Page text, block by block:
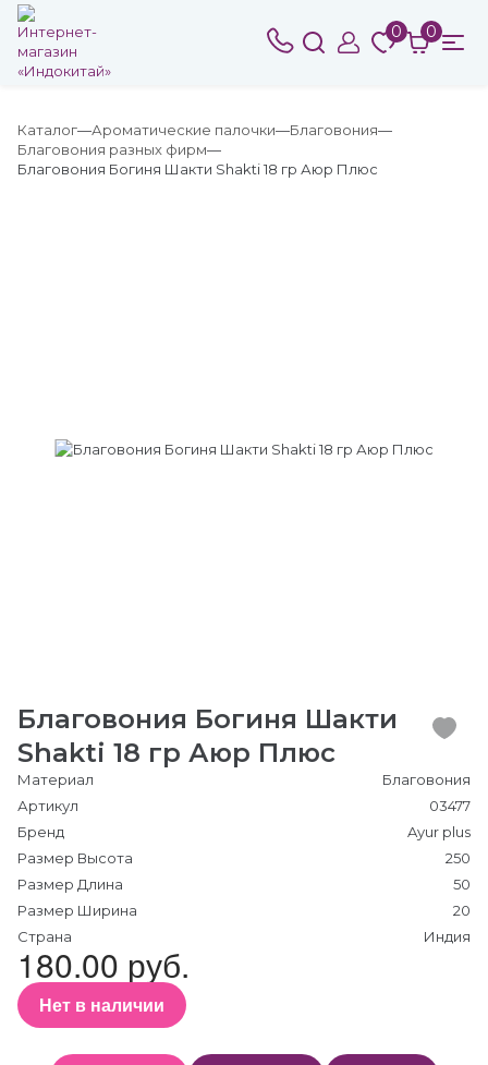
0 0
Каталог Ароматические палочки
Благовония
Благовония разных фирм
Благовония Богиня Шакти Shakti 18 гр Аюр Плюс
Благовония Богиня Шакти
Shakti 18 гр Аюр Плюс
Материал
Благовония
Артикул
03477
Бренд
Ayur plus
Размер Высота
250
Размер Длина
50
Размер Ширина
20
Страна
Индия
180.00 руб.
Нет в наличии